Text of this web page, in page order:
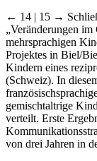
← 14 | 15 →
„Veränderungen
mehrsprachigen
Projektes in Biel/
Kindern eines
(Schweiz). In
gemischtaltrige
verteilt. Erste
von drei Jahren in